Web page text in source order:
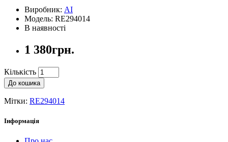
Виробник: AI
Модель: RE294014
В наявності
1 380грн.
Кількість
До кошика
Мітки: RE294014
Інформація